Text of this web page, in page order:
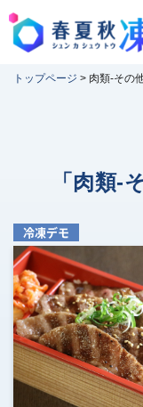
トップページ > 肉類-その
「肉類-
冷凍デモ